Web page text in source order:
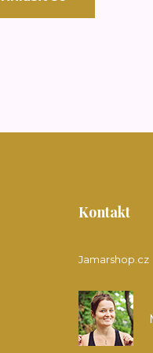
Kontakt
Jamarshop.cz